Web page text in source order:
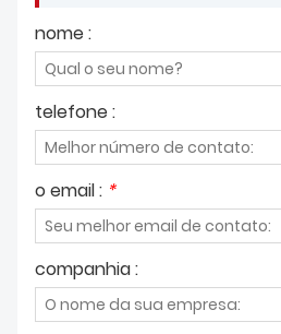
nome :
telefone :
o email : *
companhia :